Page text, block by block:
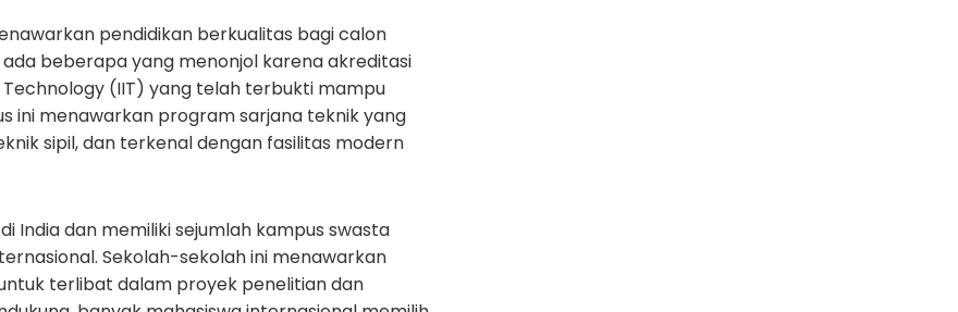
pendidikan berkualitas bagi calon
beberapa yang menonjol karena akreditasi
(IIT) yang telah terbukti mampu
ini menawarkan program sarjana teknik yang
sipil, dan terkenal dengan fasilitas modern
India dan memiliki sejumlah kampus swasta
Sekolah-sekolah ini menawarkan
terlibat dalam proyek penelitian dan